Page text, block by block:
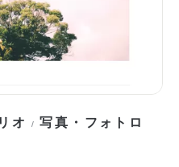
オ /写真・フォトロ